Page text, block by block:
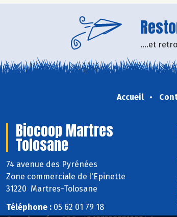
....et
Accueil
Biocoop Martres
Tolosane
74 avenue des Pyrénées
Zone commerciale de l'Epinette
31220 Martres-Tolosane
Téléphone : 05 62 01 79 18